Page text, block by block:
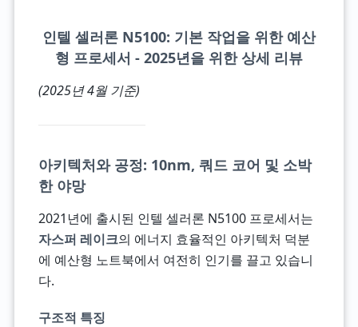
인텔 셀러론 N5100: 기본 작업을 위한 예산
형 프로세서 - 2025년을 위한 상세 리뷰
(2025년 4월 기준)
아키텍처와 공정: 10nm, 쿼드 코어 및 소박
한 야망
2021년에 출시된 인텔 셀러론 N5100 프로세서는
자스퍼 레이크의 에너지 효율적인 아키텍처 덕분
에 예산형 노트북에서 여전히 인기를 끌고 있습니
다.
구조적 특징